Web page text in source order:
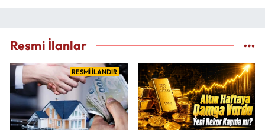
Resmi İlanlar
RESMİ İLANDIR